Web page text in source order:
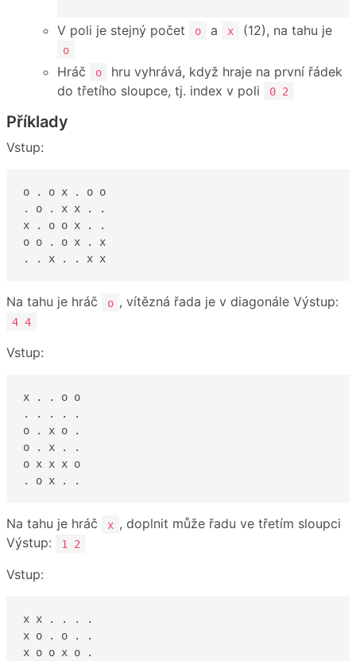
V poli je stejný počet o a x (12), na tahu je
o
Hráč o
hru vyhrává, když hraje na první řádek
do třetího sloupce, tj. index v poli
0 2
Příklady
Vstup:
o . o x . o o
. o . x x . .
x . o o x . .
o o . o x . x
. . x . . x x
Na tahu je hráč o , vítězná řada je v diagonále Výstup:
4 4
Vstup:
x . . o o
. . . . .
o . x o .
o . x . .
o x x x o
. o x . .
Na tahu je hráč x , doplnit může řadu ve třetím sloupci
Výstup:
1 2
Vstup:
x x . . . .
x o . o . .
x o o x o .